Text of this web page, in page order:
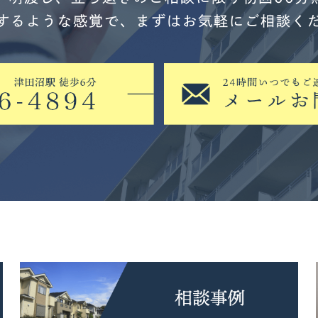
るような感覚で、まずはお気軽にご相談く